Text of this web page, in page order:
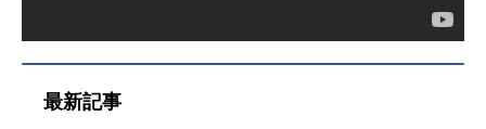
最新記事